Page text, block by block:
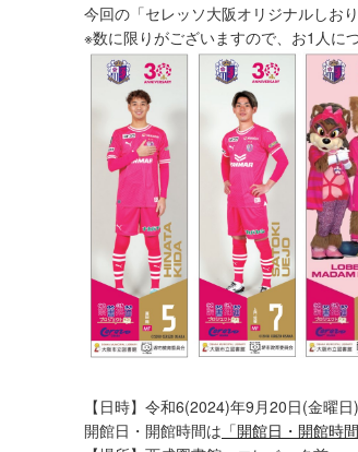
今回の「セレッソ大阪オリジナルしお
※数に限りがございますので、お1人に
【日時】令和6(2024)年9月20日(金曜
開館日・開館時間は 「開館日・開館時